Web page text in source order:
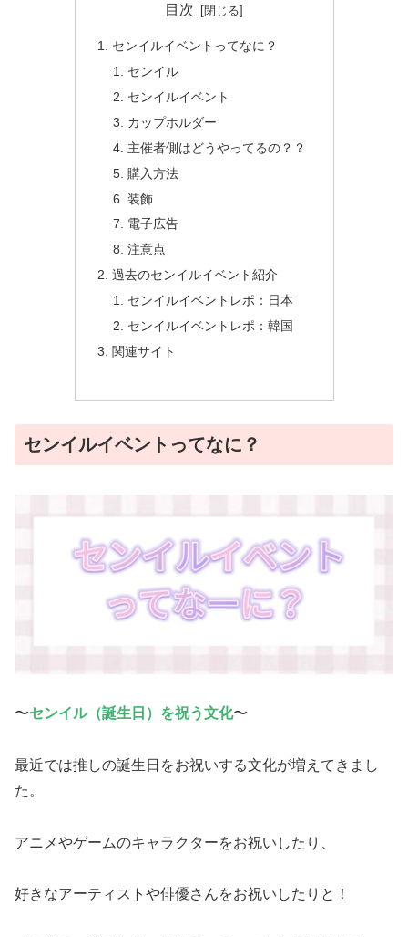
目次
センイルイベントってなに？
センイル
センイルイベント
カップホルダー
主催者側はどうやってるの？？
購入方法
装飾
電子広告
注意点
過去のセンイルイベント紹介
センイルイベントレポ：日本
センイルイベントレポ：韓国
関連サイト
センイルイベントってなに？
〜センイル（誕生日）を祝う文化〜
最近では推しの誕生日をお祝いする文化が増えてきまし
た。
アニメやゲームのキャラクターをお祝いしたり、
好きなアーティストや俳優さんをお祝いしたりと！